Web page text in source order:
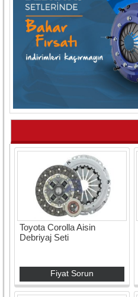
Toyota Corolla Aisin
Debriyaj Seti
Fiyat Sorun